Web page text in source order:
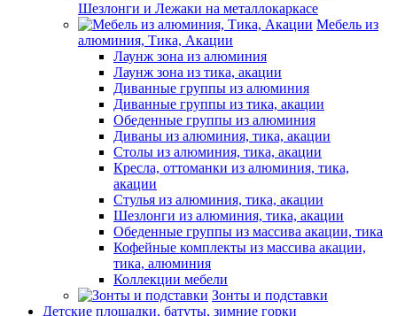
Шезлонги и Лежаки на металлокаркасе
Мебель из
алюминия, Тика, Акации
Лаунж зона из алюминия
Лаунж зона из тика, акации
Диванные группы из алюминия
Диванные группы из тика, акации
Обеденные группы из алюминия
Диваны из алюминия, тика, акации
Столы из алюминия, тика, акации
Кресла, оттоманки из алюминия, тика,
акации
Стулья из алюминия, тика, акации
Шезлонги из алюминия, тика, акации
Обеденные группы из массива акации, тика
Кофейные комплекты из массива акации,
тика, алюминия
Коллекции мебели
Зонты и подставки
Детские площадки, батуты, зимние горки